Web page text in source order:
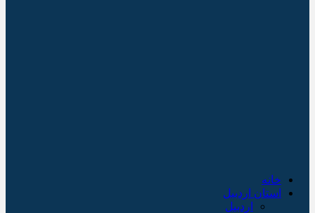
خانه
استان اردبیل
اردبیل